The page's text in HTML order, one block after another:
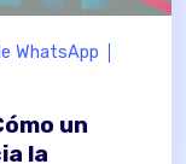
WhatsApp
un
la